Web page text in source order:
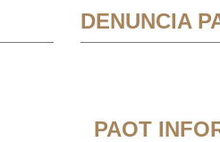
DENUNCIA
PAOT